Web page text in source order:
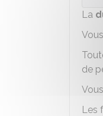
La
de
Les